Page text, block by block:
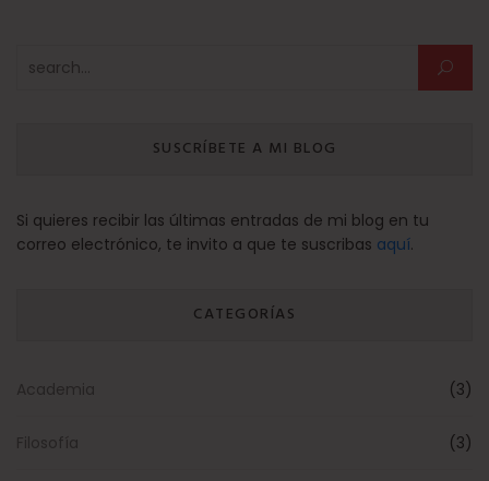
SUSCRÍBETE A MI BLOG
Si quieres recibir las últimas entradas de mi blog en tu
correo electrónico, te invito a que te suscribas aquí.
CATEGORÍAS
Academia (3)
Filosofía (3)